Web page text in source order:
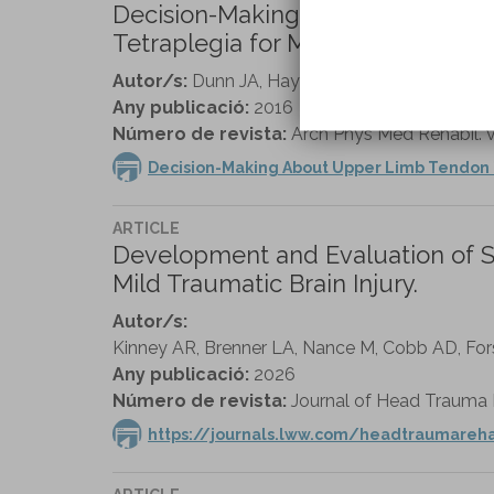
Decision-Making About Upper
Tetraplegia for More Than 10
Autor/s: Dunn JA, Hay-Smith EJ, Keeling S,
Any publicació: 2016
Número de revista: Arch Phys Med Rehabil.
Decision-Making About Upper Limb
ARTICLE
Development and Evaluation of
Mild Traumatic Brain Injury.
Autor/s:
Kinney AR, Brenner LA, Nance M, Cobb AD,
Any publicació: 2026
Número de revista: Journal of Head Trauma
https://journals.lww.com/